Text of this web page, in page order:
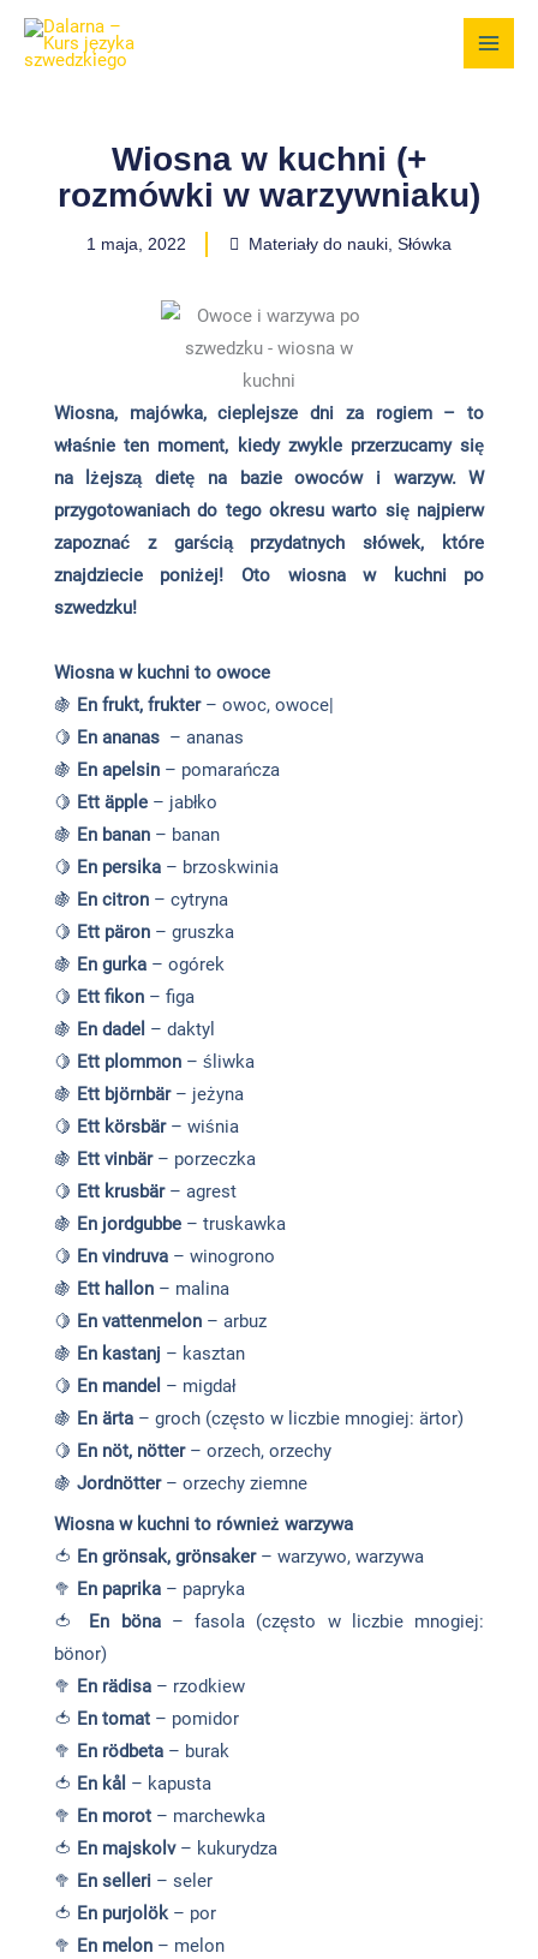
Przejdź
Wiosna w kuchni (+
rozmówki w warzywniaku)
1 maja, 2022 Materiały do nauki Słówka
Wiosna, majówka, cieplejsze dni za rogiem – to
właśnie ten moment, kiedy zwykle przerzucamy się
na lżejszą dietę na bazie owoców i warzyw. W
przygotowaniach do tego okresu warto się najpierw
zapoznać z garścią przydatnych słówek, które
znajdziecie poniżej! Oto wiosna w kuchni po
szwedzku!
Wiosna w kuchni to owoce
🍇 En frukt, frukter– owoc, owoce|
🍋 En ananas– ananas
🍇 En apelsin– pomarańcza
🍋 Ett äpple– jabłko
🍇 En banan– banan
🍋 En persika– brzoskwinia
🍇 En citron– cytryna
🍋 Ett päron– gruszka
🍇 En gurka– ogórek
🍋 Ett fikon– figa
🍇 En dadel – daktyl
🍋 Ett plommon– śliwka
🍇 Ett björnbär– jeżyna
🍋 Ett körsbär– wiśnia
🍇 Ett vinbär– porzeczka
🍋 Ett krusbär– agrest
🍇 En jordgubbe– truskawka
🍋 En vindruva– winogrono
🍇 Ett hallon– malina
🍋 En vattenmelon– arbuz
🍇 En kastanj – kasztan
🍋 En mandel – migdał
🍇 En ärta– groch (często w liczbie mnogiej: ärtor)
🍋 En nöt, nötter– orzech, orzechy
🍇 Jordnötter– orzechy ziemne
Wiosna w kuchni to również warzywa
🍅 En grönsak, grönsaker– warzywo, warzywa
🥦 En paprika – papryka
🍅 En böna– fasola (często w liczbie mnogiej:
bönor)
🥦 En rädisa– rzodkiew
🍅 En tomat– pomidor
🥦 En rödbeta– burak
🍅 En kål – kapusta
🥦 En morot – marchewka
🍅 En majskolv– kukurydza
🥦 En selleri– seler
🍅 En purjolök – por
🥦 En melon– melon